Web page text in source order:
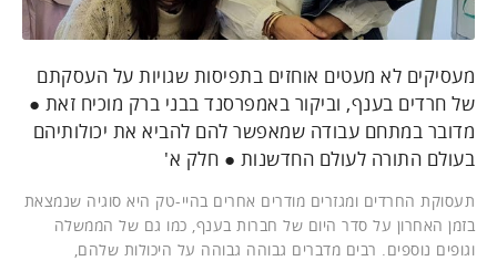
מעסיקים לא מעטים אוחזים בתפיסות שגויות על העסקתם
של חרדים בענף, וביקור באמפרסנד בבני ברק מוכיח זאת ●
מדובר במתחם עבודה שמאפשר להם להביא את יכולותיהם
בעולם התורה לעולם החדשנות ● חלק א'
תעסוקת החרדים ומגזרים מודרים אחרים בהיי-טק היא סוגיה שנמצאת
בזמן האחרון על סדר היום של חברות בענף, כמו גם של הממשלה
וגופים נוספים. רבים מדברים גבוהה גבוהה על היכולות שלהם,